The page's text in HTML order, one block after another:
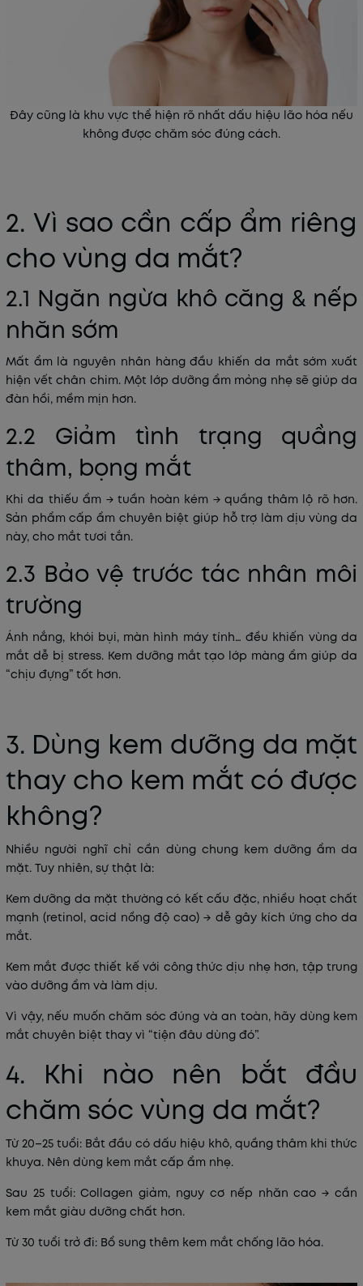
Đây cũng là khu vực thể hiện rõ nhất dấu hiệu lão hóa nếu
không được chăm sóc đúng cách.
2. Vì sao cần cấp ẩm riêng
cho vùng da mắt?
2.1 Ngăn ngừa khô căng & nếp
nhăn sớm
Mất ẩm là nguyên nhân hàng đầu khiến da mắt sớm xuất
hiện vết chân chim. Một lớp dưỡng ẩm mỏng nhẹ sẽ giúp da
đàn hồi, mềm mịn hơn.
2.2 Giảm tình trạng quầng
thâm, bọng mắt
Khi da thiếu ẩm → tuần hoàn kém → quầng thâm lộ rõ hơn.
Sản phẩm cấp ẩm chuyên biệt giúp hỗ trợ làm dịu vùng da
này, cho mắt tươi tắn.
2.3 Bảo vệ trước tác nhân môi
trường
Ánh nắng, khói bụi, màn hình máy tính… đều khiến vùng da
mắt dễ bị stress. Kem dưỡng mắt tạo lớp màng ẩm giúp da
“chịu đựng” tốt hơn.
3. Dùng kem dưỡng da mặt
thay cho kem mắt có được
không?
Nhiều người nghĩ chỉ cần dùng chung kem dưỡng ẩm da
mặt. Tuy nhiên, sự thật là:
Kem dưỡng da mặt thường có kết cấu đặc, nhiều hoạt chất
mạnh (retinol, acid nồng độ cao) → dễ gây kích ứng cho da
mắt.
Kem mắt được thiết kế với công thức dịu nhẹ hơn, tập trung
vào dưỡng ẩm và làm dịu.
Vì vậy, nếu muốn chăm sóc đúng và an toàn, hãy dùng kem
mắt chuyên biệt thay vì “tiện đâu dùng đó”.
4. Khi nào nên bắt đầu
chăm sóc vùng da mắt?
Từ 20–25 tuổi: Bắt đầu có dấu hiệu khô, quầng thâm khi thức
khuya. Nên dùng kem mắt cấp ẩm nhẹ.
Sau 25 tuổi:Collagen giảm, nguy cơ nếp nhăn cao → cần
kem mắt giàu dưỡng chất hơn.
Từ 30 tuổi trở đi: Bổ sung thêm kem mắt chống lão hóa.